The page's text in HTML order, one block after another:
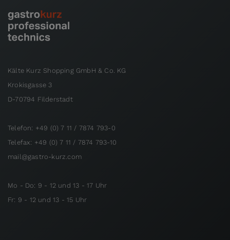
Kälte Kurz Shopping GmbH & Co. KG
Krokisgasse 3
D-70794 Filderstadt
Telefon: +49 (0) 7 11 / 7874 793-0
Telefax: +49 (0) 7 11 / 7874 793-10
mail@gastro-kurz.com
Mo - Do: 9 - 12 und 13 - 17 Uhr
Fr: 9 - 12 und 13 - 15 Uhr